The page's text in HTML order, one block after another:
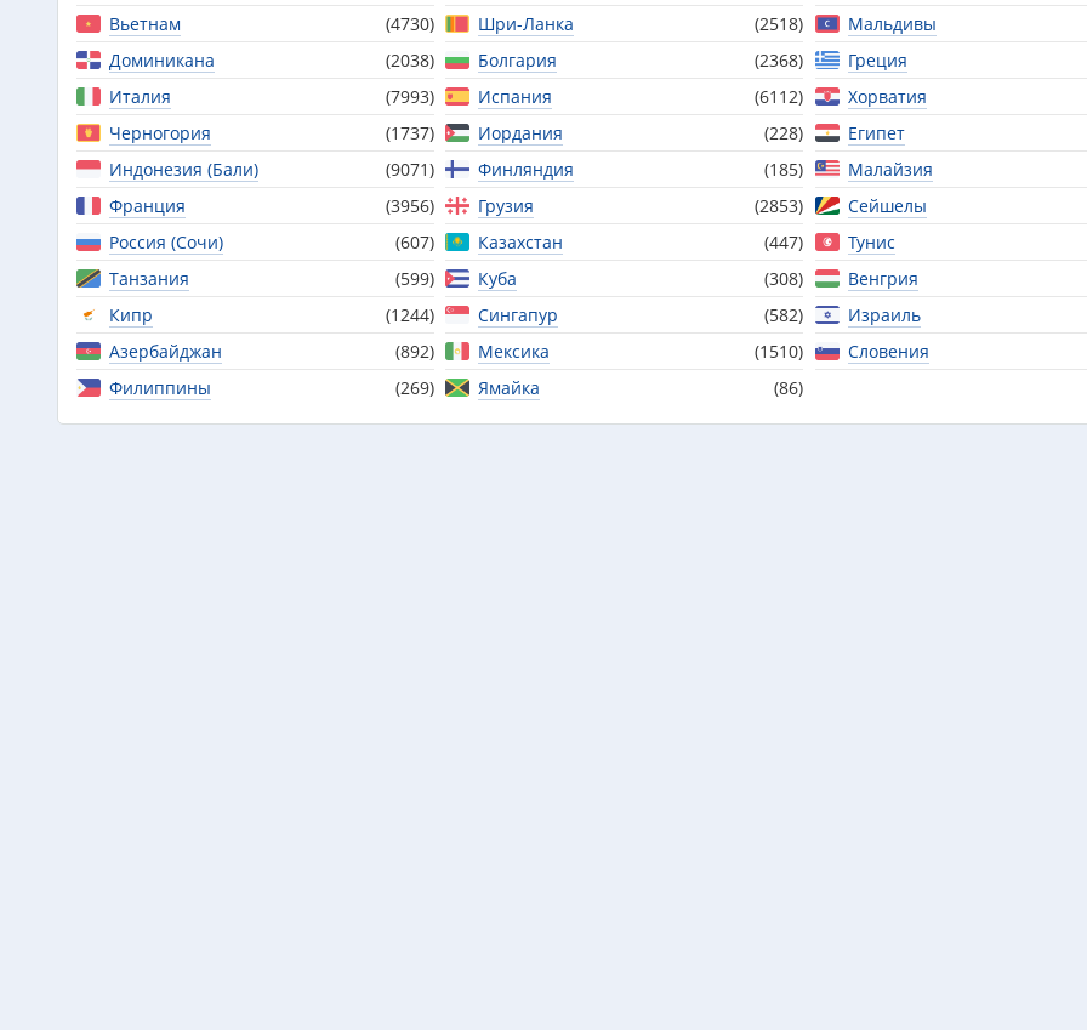
Вьетнам
(4730) Шри-Ланка (2518) Мальдивы
Доминикана
(2038) Болгария (2368) Греция
Италия
(7993) Испания (6112) Хорватия
Черногория
(1737) Иордания (228) Египет
Индонезия (Бали)
(9071) Финляндия (185) Малайзия
Франция
(3956) Грузия (2853) Сейшелы
Россия (Сочи)
(607) Казахстан (447) Тунис
Танзания
(599) Куба (308) Венгрия
Кипр
(1244) Сингапур (582) Израиль
Азербайджан
(892) Мексика (1510) Словения
Филиппины
(269) Ямайка (86)